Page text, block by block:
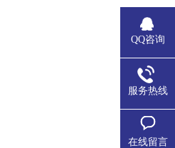
QQ咨询
服务热线
在线留言